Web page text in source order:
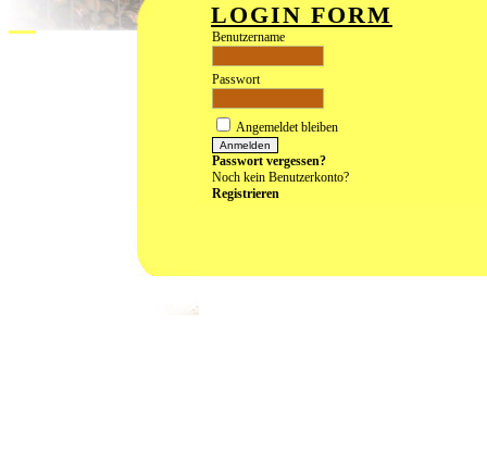
LOGIN FORM
Benutzername
Passwort
Angemeldet bleiben
Passwort vergessen?
Noch kein Benutzerkonto?
Registrieren